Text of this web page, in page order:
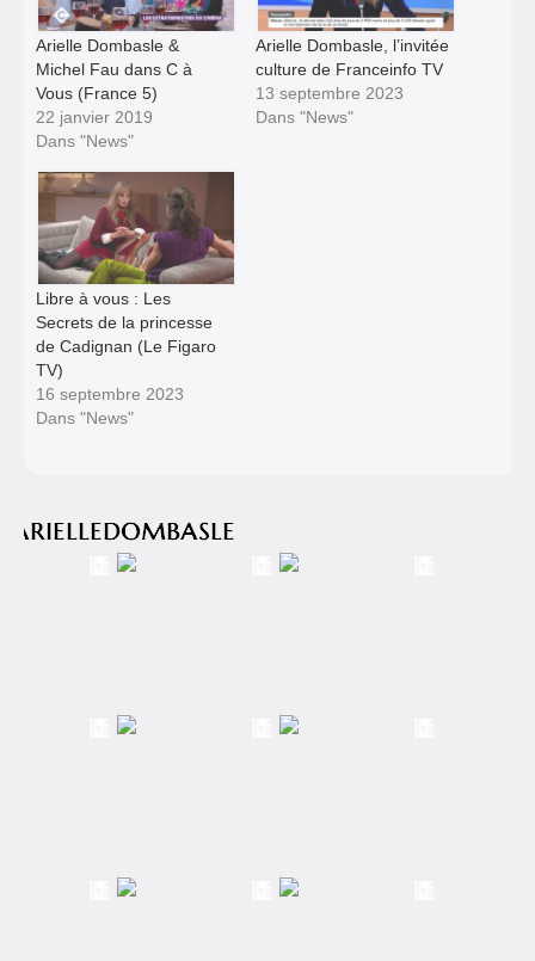
Arielle Dombasle &
Michel Fau dans C à
Vous (France 5)
22 janvier 2019
Dans "News"
Arielle Dombasle, l’invitée
culture de Franceinfo TV
13 septembre 2023
Dans "News"
Libre à vous : Les
Secrets de la princesse
de Cadignan (Le Figaro
TV)
16 septembre 2023
Dans "News"